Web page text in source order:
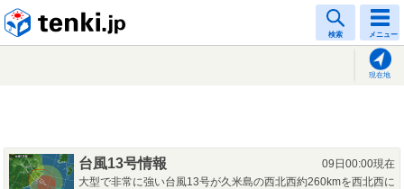
検索 メニュー
現在地
台風13号情報
09日00:00現在
大型で非常に強い台風13号が久米島の西北西約260kmを西北西に